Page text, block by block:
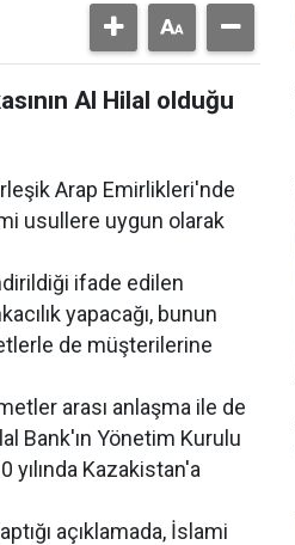
Al Hilal olduğu
Arap Emirlikleri'nde
usullere uygun olarak
ifade edilen
yapacağı, bunun
de müşterilerine
arası anlaşma ile de
Bank'ın Yönetim Kurulu
yılında Kazakistan'a
açıklamada, İslami